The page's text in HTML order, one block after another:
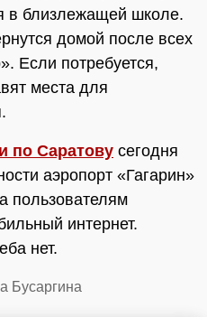
в близлежащей школе.
домой после всех
Если потребуется,
места для
по Саратову сегодня
аэропорт «Гагарин»
пользователям
интернет.
нет.
Бусаргина